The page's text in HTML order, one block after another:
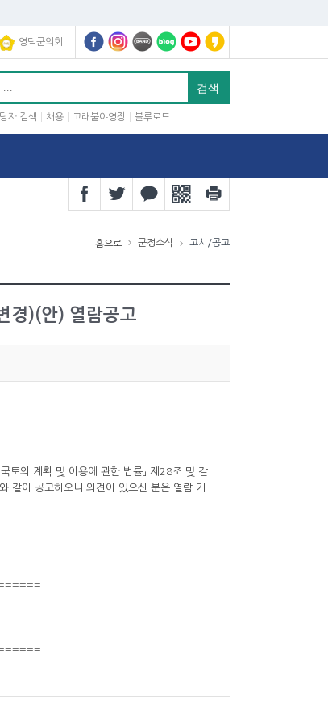
영덕군의회
자 검색 채용 고래불야영장 블루로드
홈으로 군정소식 고시/공고
경)(안) 열람공고
토의 계획 및 이용에 관한 법률」 제28조 및 같
같이 공고하오니 의견이 있으신 분은 열람 기